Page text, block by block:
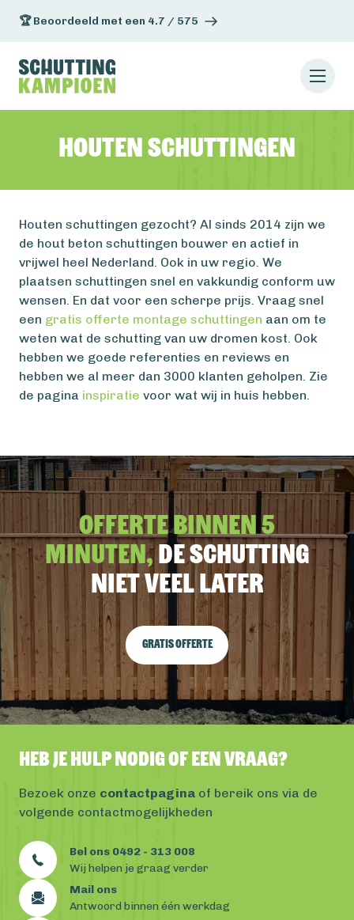
🏆 Beoordeeld met een 4.7 / 575
Houten schuttingen
Houten schuttingen gezocht? Al sinds 2014 zijn we
de hout beton schuttingen bouwer en actief in
vrijwel heel Nederland. Ook in uw regio. We
plaatsen schuttingen snel en vakkundig conform uw
wensen. En dat voor een scherpe prijs. Vraag snel
een gratis offerte montage schuttingen aan om te
weten wat de schutting van uw dromen kost. Ook
hebben we goede referenties en reviews en
hebben we al meer dan 3000 klanten geholpen. Zie
de pagina inspiratie voor wat wij in huis hebben.
Offerte binnen 5
minuten,De schutting
niet veel later
Gratis offerte
Heb je hulp nodig of een vraag?
Bezoek onze contactpagina of bereik ons via de
volgende contactmogelijkheden
Bel ons 0492 - 313 008
Wij helpen je graag verder
Mail ons
Antwoord binnen één werkdag